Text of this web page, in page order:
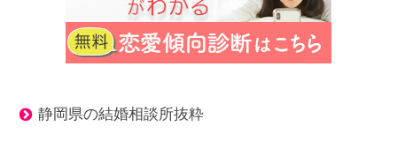
静岡県の結婚相談所抜粋